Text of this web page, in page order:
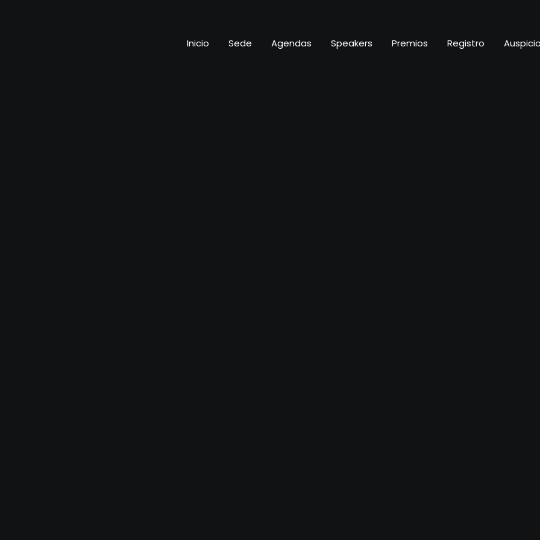
Inicio Sede Agendas Speakers Premios Registro